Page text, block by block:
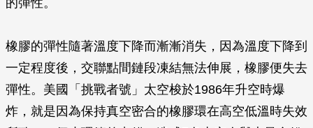
的彈性。
橡膠的彈性隨著溫度下降而漸漸消失，因為溫度下降到
一定程度後，交聯點間鏈段凍結無法伸展，橡膠便失去
彈性。美國「挑戰者號」太空梭於1986年升空時爆
炸，就是因為保持真空密合的橡膠環在高空低溫時失效